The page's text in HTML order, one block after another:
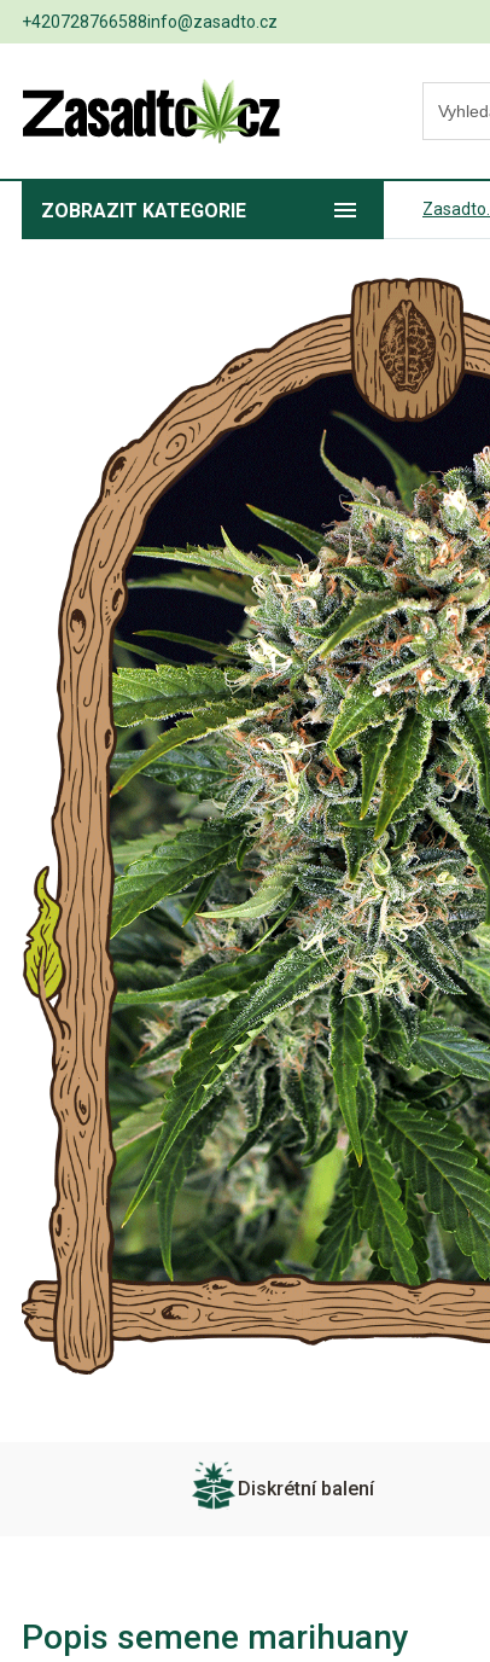
+420728766588info@zasadto.cz
ZOBRAZIT KATEGORIE
Diskrétní balení
Popis semene marihuany